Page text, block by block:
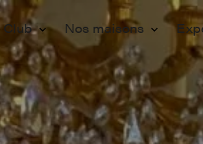
Club
Membership
Adhérer
Programmation
Nos maisons
Paris
Lille